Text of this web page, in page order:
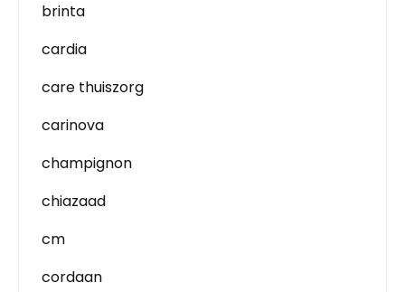
brinta
cardia
care thuiszorg
carinova
champignon
chiazaad
cm
cordaan